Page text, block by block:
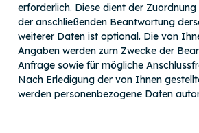
erforderlich. Diese dient der
der anschließenden Beantwortung
weiterer Daten ist optional. Die von
Angaben werden zum Zwecke der
Anfrage sowie für mögliche
Nach Erledigung der von Ihnen
werden personenbezogene Daten